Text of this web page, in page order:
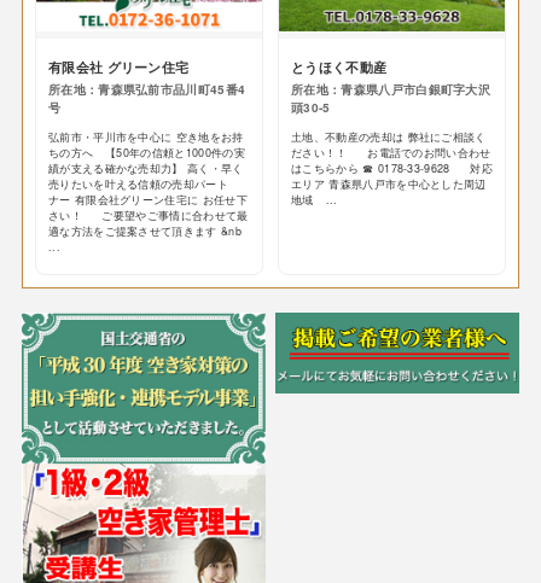
有限会社 グリーン住宅
所在地：青森県弘前市品川町45番4
号
弘前市・平川市を中心に 空き地をお持
ちの方へ 【50年の信頼と1000件の実
績が支える確かな売却力】 高く・早く
売りたいを叶える信頼の売却パート
ナー 有限会社グリーン住宅に お任せ下
さい！ ご要望やご事情に合わせて最
適な方法をご提案させて頂きます &nb
...
とうほく不動産
所在地：青森県八戸市白銀町字大沢
頭30-5
土地、不動産の売却は 弊社にご相談く
ださい！！ お電話でのお問い合わせ
はこちらから ☎ 0178-33-9628 対応
エリア 青森県八戸市を中心とした周辺
地域 ...